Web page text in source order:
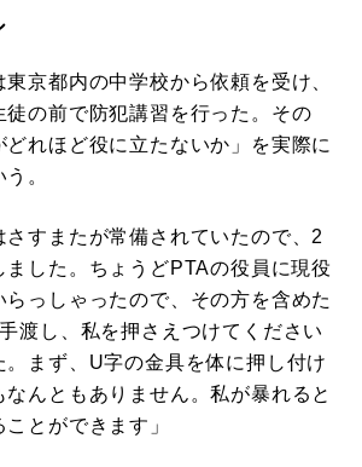
京都内の中学校から依頼を受け、
徒の前で防犯講習を行った。その
どれほど役に立たないか」を実際に
。
さすまたが常備されていたので、2
ました。ちょうどPTAの役員に現役
っしゃったので、その方を含めた
渡し、私を押さえつけてください
。まず、U字の金具を体に押し付け
なんともありません。私が暴れると
とができます」